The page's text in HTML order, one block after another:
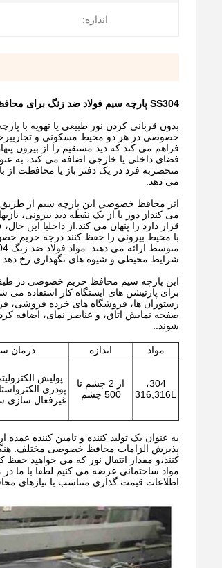
اندازه:
SS304 پارچه سیم فولاد ضد زنگ برای محافظت از حریم خصوصی
خصوصی در هر دو محیط مسکونی و
فراهم می کند که دید مستقیم را از بیرون
فضای داخلی یا خارجی اضافه می کند، به
منحصربه فرد در یک دفتر باز یا محافظت از
می دهد.
اثر محافظ خصوصي اين پارچه سيم از طریق
می کنداز دور یا از یک نقطه دید بیرونی،
قرار دارد را پنهان می کند.از داخلبا این
با محیط بیرونی را حفظ کنند.درجه حریم
شرایط محیطی و شیوه های نگهداری رخ دهد.
این پارچه سیم محافظ حریم خصوصی در
برای پارتیشن های ایستگاه کار استفاده
رستوران ها، فروشگاه های خرده فروشی،
صفحه نمایش اتاق، و عناصر نمای، اضافه
شوند..
مواد اندازه درمان
304،
316,316L
از 2 چشم تا
500 چشم
پولیش
غیرفعال
پذیرش الزامات محافظ خصوصی مختلف.
کنند،و مقدار انتقال نور که می خواهید
مواد ساختمانی عرضه می کنیم.لطفا با ما
اطلاعات قیمت گذاری متناسب با نیازهای